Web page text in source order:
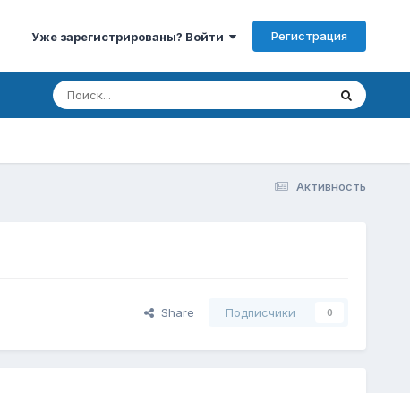
Уже зарегистрированы? Войти Регистрация
Активность
Share Подписчики 0